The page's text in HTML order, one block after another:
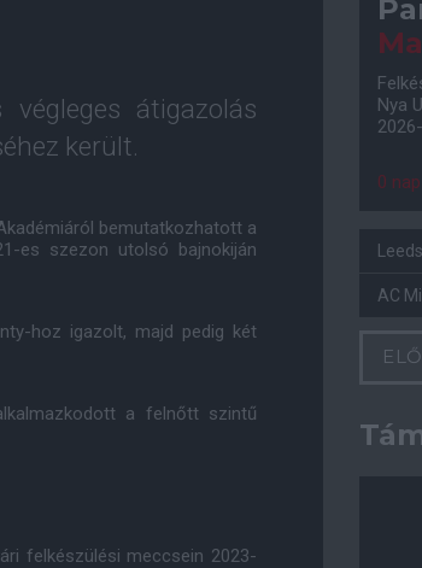
átigazolás
került.
bemutatkozhatott a
es szezon utolsó bajnokiján
hoz igazolt, majd pedig két
a felnőtt szintű
felkészülési meccsein 2023-
Nya
0
AC